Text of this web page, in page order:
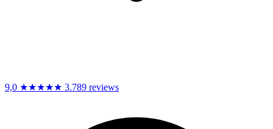
9,0 ★★★★★ 3.789 reviews